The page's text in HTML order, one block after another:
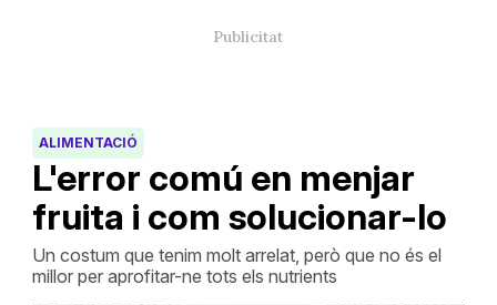
L'error comú en menjar
fruita i com solucionar-lo
ALIMENTACIÓ
Un costum que tenim molt arrelat, però que no és el
millor per aprofitar-ne tots els nutrients